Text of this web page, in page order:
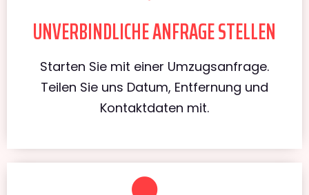
UNVERBINDLICHE ANFRAGE STELLEN
Starten Sie mit einer Umzugsanfrage.
Teilen Sie uns Datum, Entfernung und
Kontaktdaten mit.